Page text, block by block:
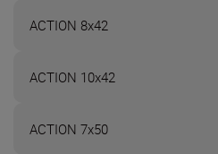
ACTION 8x42
ACTION 10x42
ACTION 7x50